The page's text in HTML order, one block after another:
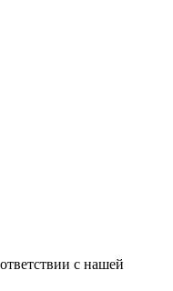
с нашей